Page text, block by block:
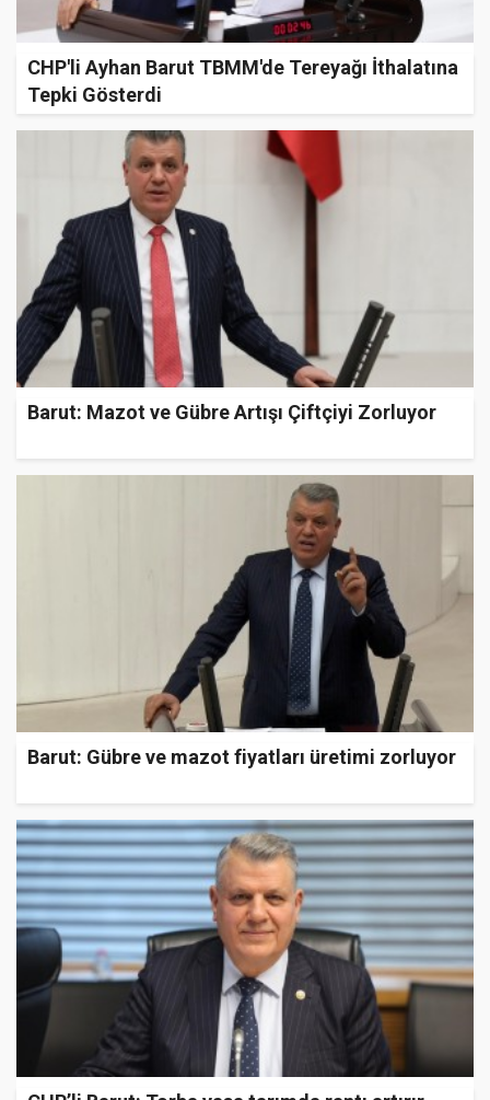
CHP'li Ayhan Barut TBMM'de Tereyağı İthalatına
Tepki Gösterdi
Barut: Mazot ve Gübre Artışı Çiftçiyi Zorluyor
Barut: Gübre ve mazot fiyatları üretimi zorluyor